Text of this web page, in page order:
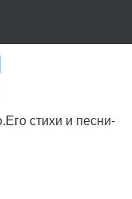
стихи и песни-